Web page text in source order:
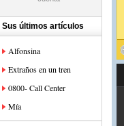
Sus últimos artículos
Alfonsina
Extraños en un tren
0800- Call Center
Mía